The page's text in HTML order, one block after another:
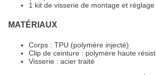
1 kit de visserie de montage et réglage
MATÉRIAUX
Corps : TPU (polymère injecté)
Clip de ceinture : polymère haute
Visserie : acier traité